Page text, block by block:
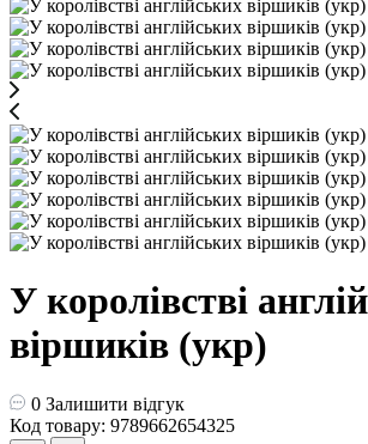
У королівстві
віршиків (укр)
0 Залишити відгук
Код товару: 9789662654325